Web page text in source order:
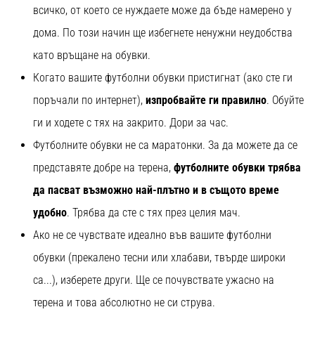
всичко, от което се нуждаете може да бъде намерено у
дома. По този начин ще избегнете ненужни неудобства
като връщане на обувки.
Когато вашите футболни обувки пристигнат (ако сте ги
поръчали по интернет), изпробвайте ги правилно. Обуйте
ги и ходете с тях на закрито. Дори за час.
Футболните обувки не са маратонки. За да можете да се
представяте добре на терена, футболните обувки трябва
да пасват възможно най-плътно и в същото време
удобно. Трябва да сте с тях през целия мач.
Ако не се чувствате идеално във вашите футболни
обувки (прекалено тесни или хлабави, твърде широки
са...), изберете други. Ще се почувствате ужасно на
терена и това абсолютно не си струва.